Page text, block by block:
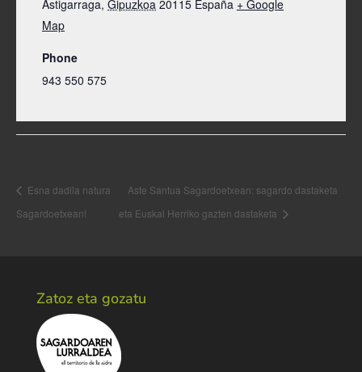
Astigarraga, Gipuzkoa 20115 España + Google
Map
Phone
943 550 575
Esna dadila natura
Sagardoetxean!
Aste Santua Sagardoetxean: sagardo dastaketa
eta Euskal Herriko gazten dastaketa
Zatoz eta gozatu